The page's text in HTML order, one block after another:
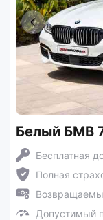
Белый БМВ
Бесплатная
Полная
Допустимый